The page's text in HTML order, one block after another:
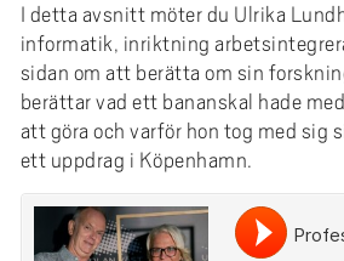
I detta avsnitt möter du Ulrika
informatik, inriktning
sidan om att berätta om sin
berättar vad ett bananskal hade
att göra och varför hon tog med sig
ett uppdrag i Köpenhamn.